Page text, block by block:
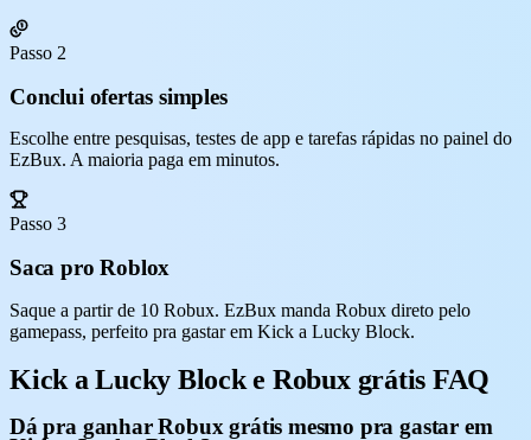
Passo 2
Conclui ofertas simples
Escolhe entre pesquisas, testes de app e tarefas rápidas no painel do
EzBux. A maioria paga em minutos.
Passo 3
Saca pro Roblox
Saque a partir de 10 Robux. EzBux manda Robux direto pelo
gamepass, perfeito pra gastar em Kick a Lucky Block.
Kick a Lucky Block e Robux grátis FAQ
Dá pra ganhar Robux grátis mesmo pra gastar em